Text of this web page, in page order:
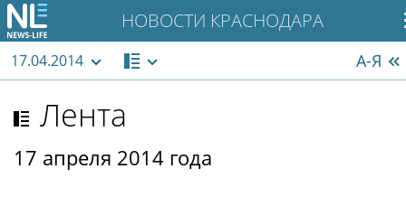
НОВОСТИ КРАСНОДАРА
17.04.2014 А-Я
Лента
17 апреля 2014 года